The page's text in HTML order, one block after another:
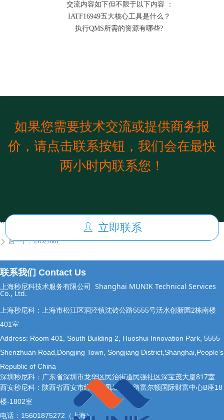
评估交换
ꄲ 后一个： ISO27001
交流内容如下但不限于以下内容
：
IATF16949五大核心工具是什么 ？
执行QMS所需的资源有哪些?
如果您需要技术交流或提供商务报
价，请点击联系按钮，我们会在最快
两小时内联系您！
ꄑ 立即联系
联系我们 Contact Us
上海秒尼科技术服务有限公司 Shanghai MUNIK Technical Services
Co., Ltd.
上海秒尼科：上海市松江区洞泾镇沈砖公路5555号活水创新园2栋南楼
401室
Address: Room 401, South Building 2, Huoshui Innovation Park, 5555
Shenzhuan Road,Dongjing Town, Songjiang District,Shanghai,People’s
Republic of China
深圳秒尼科：广东省深圳市龙华区民治街道民强社区深宝茂大厦817室
西安秒尼科：陕西省西安市经开区凤城十二路富尔顿国际财富中心B座18
楼-1802室
电话：15601875272（上海）